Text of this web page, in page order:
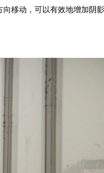
移动，可以有效地增加阴